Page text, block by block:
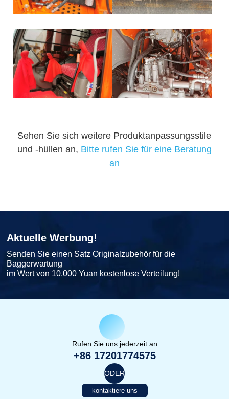
Sehen Sie sich weitere Produktanpassungsstile
und -hüllen an, Bitte rufen Sie für eine Beratung
an
Aktuelle Werbung!
Senden Sie einen Satz Originalzubehör für die
Baggerwartung
im Wert von 10.000 Yuan kostenlose Verteilung!
Rufen Sie uns jederzeit an
+86 17201774575
ODER
kontaktiere uns